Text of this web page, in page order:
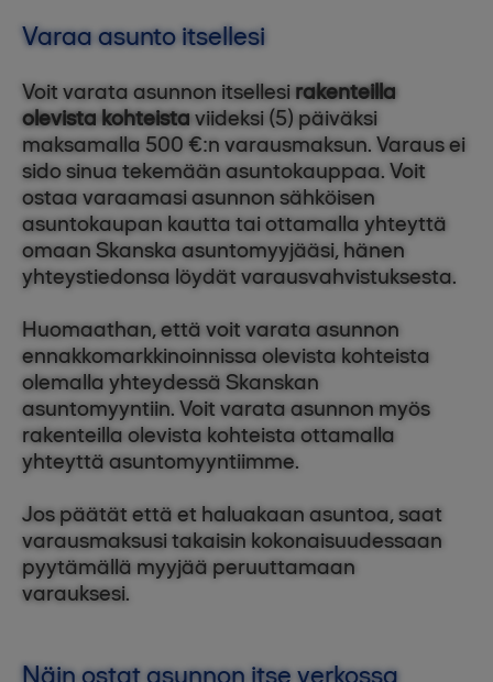
Varaa asunto itsellesi
Voit varata asunnon itsellesirakenteilla
olevista kohteistaviideksi (5) päiväksi
maksamalla 500 €:n varausmaksun. Varaus ei
sido sinua tekemään asuntokauppaa. Voit
ostaa varaamasi asunnon sähköisen
asuntokaupan kautta tai ottamalla yhteyttä
omaan Skanska asuntomyyjääsi, hänen
yhteystiedonsa löydät varausvahvistuksesta.
Huomaathan, että voit varata asunnon
ennakkomarkkinoinnissa olevista kohteista
olemalla yhteydessä Skanskan
asuntomyyntiin. Voit varata asunnon myös
rakenteilla olevista kohteista ottamalla
yhteyttä asuntomyyntiimme.
Jos päätät että et haluakaan asuntoa, saat
varausmaksusi takaisin kokonaisuudessaan
pyytämällä myyjää peruuttamaan
varauksesi.
Näin ostat asunnon itse verkossa